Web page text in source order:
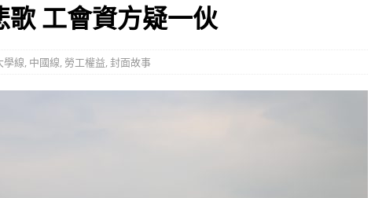
工會資方疑一伙
學線, 中國線, 勞工權益,封面故事